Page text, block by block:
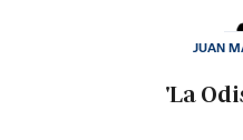
'La
JUAN